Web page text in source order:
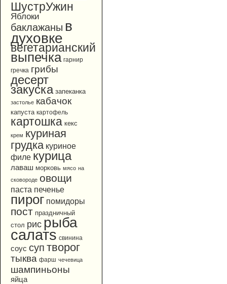
ШустрУжин
Яблоки
баклажаны в
духовке
вегетарианский
выпечка гарнир
гречка грибы
десерт
закуска запеканка
застолье кабачок
капуста картофель
картошка кекс
крем куриная
грудка куриное
филе курица
лаваш морковь мясо на
сковороде овощи
паста печенье
пирог помидоры
пост праздничный
стол рис рыба
салатs свинина
соус суп творог
тыква фарш чечевица
шампиньоны
яйца